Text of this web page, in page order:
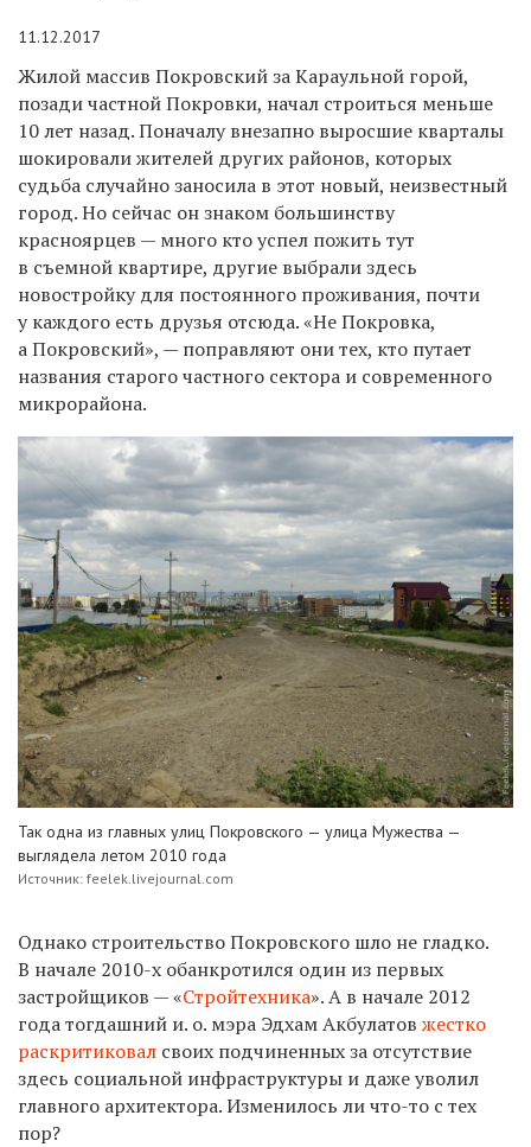
11.12.2017
Жилой массив Покровский за Караульной горой,
позади частной Покровки, начал строиться меньше
10 лет назад. Поначалу внезапно выросшие кварталы
шокировали жителей других районов, которых
судьба случайно заносила в этот новый, неизвестный
город. Но сейчас он знаком большинству
красноярцев — много кто успел пожить тут
в съемной квартире, другие выбрали здесь
новостройку для постоянного проживания, почти
у каждого есть друзья отсюда. «Не Покровка,
а Покровский», — поправляют они тех, кто путает
названия старого частного сектора и современного
микрорайона.
Так одна из главных улиц Покровского — улица Мужества —
выглядела летом 2010 года
Источник: feelek.livejournal.com
Однако строительство Покровского шло не гладко.
В начале 2010-х обанкротился один из первых
застройщиков — «Стройтехника». А в начале 2012
года тогдашний и. о. мэра Эдхам Акбулатов жестко
раскритиковал своих подчиненных за отсутствие
здесь социальной инфраструктуры и даже уволил
главного архитектора. Изменилось ли что-то с тех
пор?